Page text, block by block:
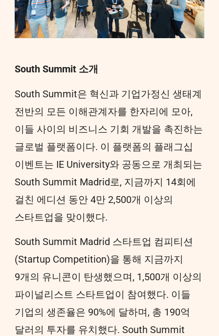
South Summit 소개
South Summit은 혁신과 기업가정신 생태계
전반의 모든 이해관계자를 한자리에 모아,
이들 사이의 비즈니스 기회 개발을 촉진하는
글로벌 플랫폼이다. 이 플랫폼의 플래그십
이벤트는 IE University와 공동으로 개최되는
South Summit Madrid로, 지금까지 14회에
걸친 에디션 동안 4만 2,500개 이상의
스타트업을 맞이했다.
South Summit Madrid 스타트업 컴피티션
(Startup Competition)을 통해 지금까지
9개의 유니콘이 탄생했으며, 1,500개 이상의
파이널리스트 스타트업이 참여했다. 이들
기업의 생존율은 90%에 달하며, 총 190억
달러의 투자를 유치했다. South Summit